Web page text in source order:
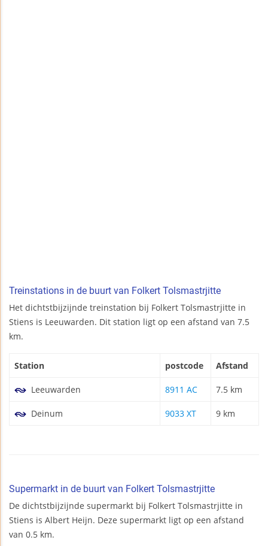
Treinstations in de buurt van Folkert Tolsmastrjitte
Het dichtstbijzijnde treinstation bij Folkert Tolsmastrjitte in
Stiens is Leeuwarden. Dit station ligt op een afstand van 7.5
km.
Station postcode Afstand
Leeuwarden 8911 AC 7.5 km
Deinum 9033 XT 9 km
Supermarkt in de buurt van Folkert Tolsmastrjitte
De dichtstbijzijnde supermarkt bij Folkert Tolsmastrjitte in
Stiens is Albert Heijn. Deze supermarkt ligt op een afstand
van 0.5 km.